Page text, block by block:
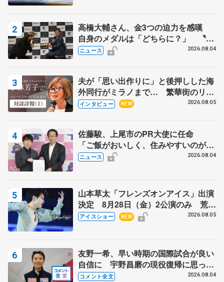
高橋大輔さん、金3つの迫力を感嘆
自身のメダルは「どちらに？」 〝リ
ス兄弟〟オリンピック3連覇の野村忠
ニュース 2026.08.04
夫が「思い出作りに」と後押しした海
外同行がミラノまで… 繁華街のリン
クでは不良のお兄さんも味方に 小林
インタビュー NEW 2026.08.05
佐藤駿、上尾市のPR大使に任命
「ご飯がおいしく、住みやすいのが魅
力」
ニュース 2026.08.04
山本草太「フレンズオンアイス」出演
決定 8月28日（金）2公演のみ 荒川
静香さんプロデュース、20周年のアイ
アイスショー NEW 2026.08.05
友野一希、早い時期の国際試合が良い
自信に 宇野昌磨の現役復帰に思って
いること 【アジアンオープントロフ
コメント全文 2026.08.04